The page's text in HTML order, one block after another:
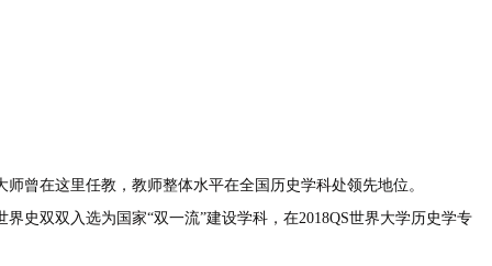
曾在这里任教，教师整体水平在全国历史学科处领先地位。
史双双入选为国家“双一流”建设学科，在2018QS世界大学历史学专